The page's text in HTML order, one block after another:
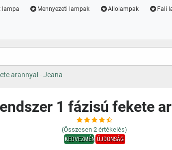
lampa Mennyezeti lampak Allolampak Fali
arannyal - Jeana
1 fázisú fekete
(Összesen 2 értékelés)
KEDVEZMÉNYÚJDONSÁG